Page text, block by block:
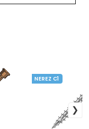
NEREZ C1